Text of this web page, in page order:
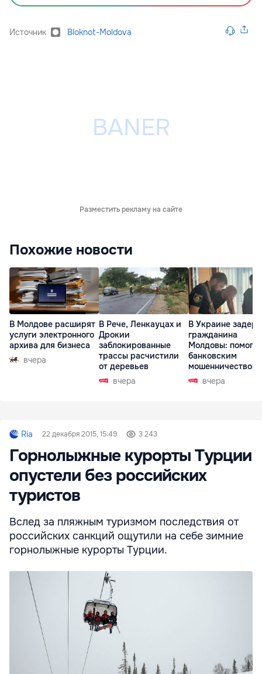
Источник Bloknot-Moldova
Разместить рекламу на сайте
Похожие новости
В Молдове расширят
услуги электронного
архива для бизнеса
вчера
В Рече, Ленкауцах и
Дрокии
заблокированные
трассы расчистили
от деревьев
вчера
В Украине
гражданина
Молдовы:
банковским
мошенничеством
Чехиивчера
Ria 22 декабря 2015, 15:49 3 243
Горнолыжные курорты Турции
опустели без российских
туристов
Вслед за пляжным туризмом последствия от
российских санкций ощутили на себе зимние
горнолыжные курорты Турции.